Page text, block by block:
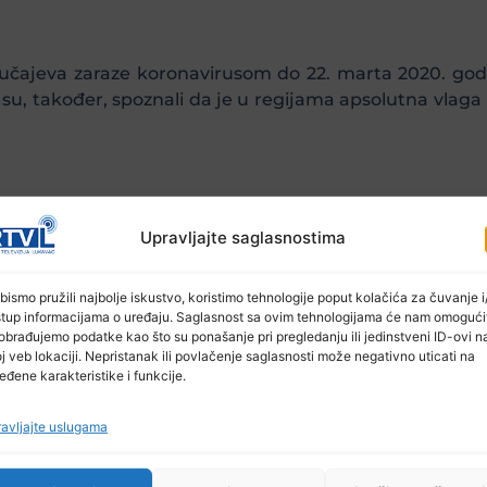
Upravljajte saglasnostima
pružili najbolje iskustvo, koristimo tehnologije poput kolačića za čuvanje
informacijama o uređaju. Saglasnost sa ovim tehnologijama će nam
podatke kao što su ponašanje pri pregledanju ili jedinstveni ID-ovi
veb lokaciji. Nepristanak ili povlačenje saglasnosti može negativno uticati na
karakteristike i funkcije.
uslugama
zaraze koronavirusom do 22. marta 2020.
također, spoznali da je u regijama apsolutna
Covida-19 počeo se brzo povećavati. To
Buhari za “New York Times”.
južnoj hemisferi, kod kojih je trenutno sredina ljeta,
do sada predstavljaju manje od šest posto
da bi azijske zemlje koje se suočavaju sa
10 grama po kubnom metru.